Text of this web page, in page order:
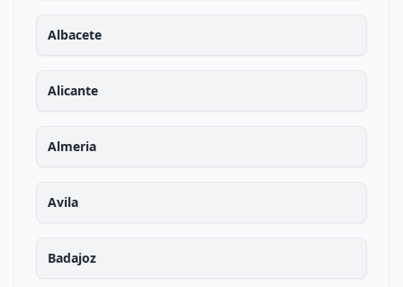
Albacete
Alicante
Almeria
Avila
Badajoz